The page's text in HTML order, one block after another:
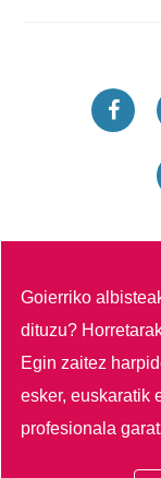
Goierriko
dituzu?
Egin zaitez
esker, euskaratik
profesionala